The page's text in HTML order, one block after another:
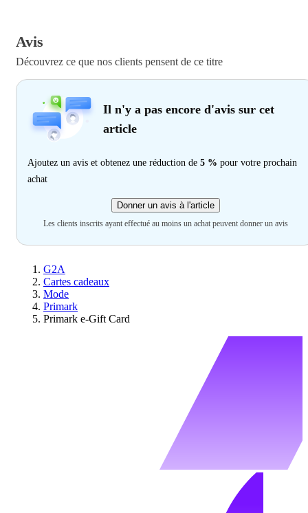
Avis
Découvrez ce que nos clients pensent de ce titre
Il n'y a pas encore d'avis sur cet
article
Ajoutez un avis et obtenez une réduction de 5 % pour votre prochain
achat
Donner un avis à l'article
Les clients inscrits ayant effectué au moins un achat peuvent donner un avis
G2A
Cartes cadeaux
Mode
Primark
Primark e-Gift Card